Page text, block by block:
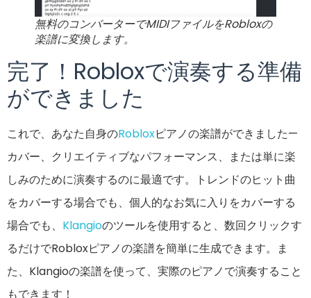
無料のコンバーターでMIDIファイルをRobloxの
楽譜に変換します。
完了！Robloxで演奏する準備
ができました
これで、あなた自身のRobloxピアノの楽譜ができました—
カバー、クリエイティブなパフォーマンス、または単に楽
しみのために演奏するのに最適です。トレンドのヒット曲
をカバーする場合でも、個人的なお気に入りをカバーする
場合でも、 Klangioのツールを使用すると、数回クリックす
るだけでRobloxピアノの楽譜を簡単に生成できます。ま
た、Klangioの楽譜を使って、実際のピアノで演奏すること
もできます！